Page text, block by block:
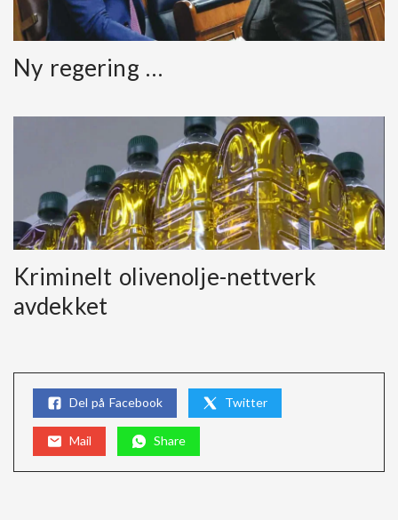
Ny regering …
Kriminelt olivenolje-nettverk
avdekket
Del på Facebook Twitter
Mail Share